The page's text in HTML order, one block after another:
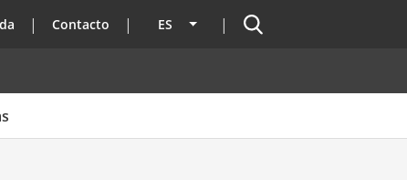
Contacto ES Lista adicional de acciones
Buscador